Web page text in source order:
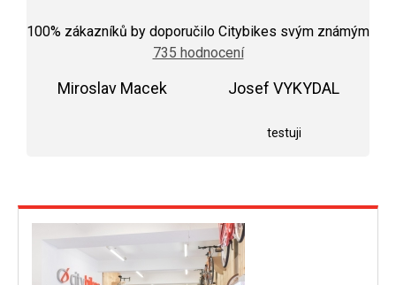
hodnocení
obchodu
je
100% zákazníků by doporučilo Citybikes svým známým
735 hodnocení
Miroslav Macek Josef VYKYDAL
testuji